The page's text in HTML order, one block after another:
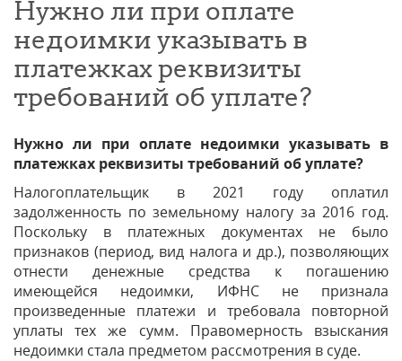
Нужно ли при оплате
недоимки указывать в
платежках реквизиты
требований об уплате?
Нужно ли при оплате недоимки указывать в
платежках реквизиты требований об уплате?
Налогоплательщик в 2021 году оплатил
задолженность по земельному налогу за 2016 год.
Поскольку в платежных документах не было
признаков (период, вид налога и др.), позволяющих
отнести денежные средства к погашению
имеющейся недоимки, ИФНС не признала
произведенные платежи и требовала повторной
уплаты тех же сумм. Правомерность взыскания
недоимки стала предметом рассмотрения в суде.